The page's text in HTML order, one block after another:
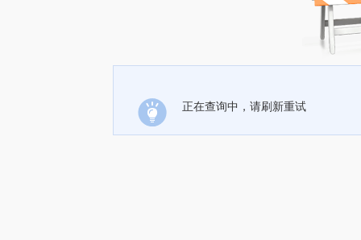
正在查询中，请刷新重试